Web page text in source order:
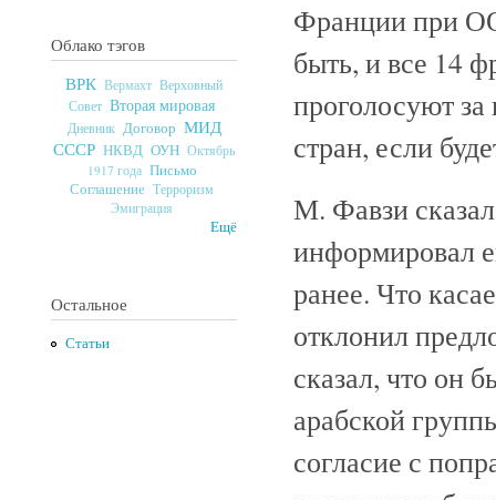
Облако тэгов
ВРК Вермахт Верховный
Совет Вторая мировая
Дневник Договор МИД
СССР НКВД ОУН Октябрь
1917 года Письмо
Соглашение Терроризм
Эмиграция
Ещё
Остальное
Статьи
Франции при
быть, и все 14
проголосуют
стран, если
М. Фавзи
информировал
ранее. Что
отклонил
сказал, что он
арабской
согласие с